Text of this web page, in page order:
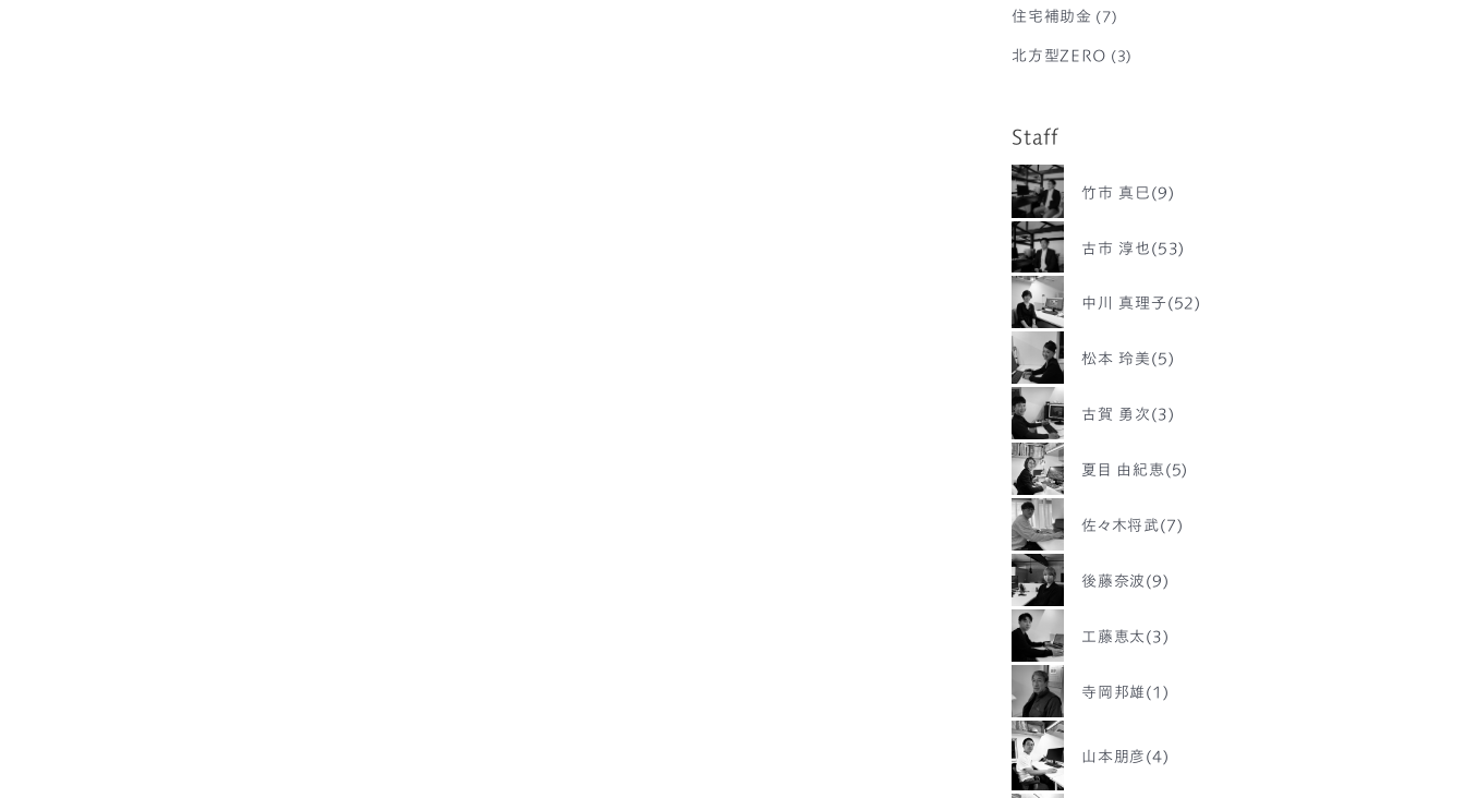
住宅補助金 (7)
北方型ZERO (3)
Staff
竹市 真巳(9)
古市 淳也(53)
中川 真理子(52)
松本 玲美(5)
古賀 勇次(3)
夏目 由紀恵(5)
佐々木将武(7)
後藤奈波(9)
工藤恵太(3)
寺岡邦雄(1)
山本朋彦(4)